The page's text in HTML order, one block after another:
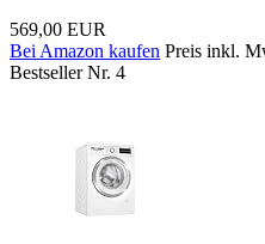
569,00 EUR
Bei Amazon kaufen Preis inkl.
Bestseller Nr. 4